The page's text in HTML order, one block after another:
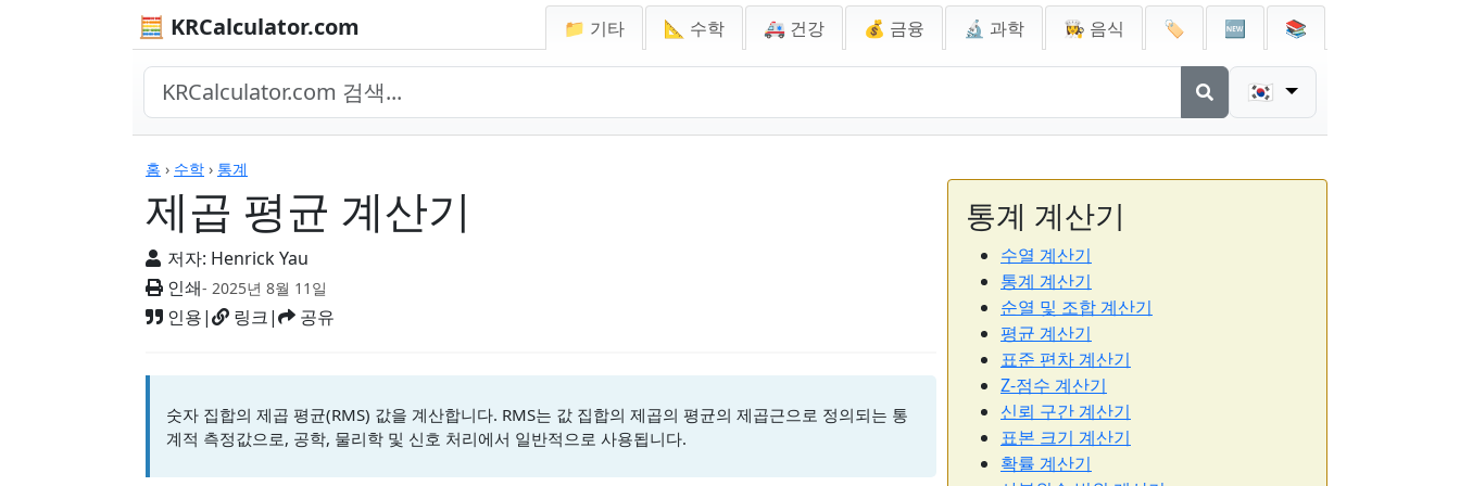
🧮 KRCalculator.com 📁 기타 📐 수학 🚑 건강 💰 금융 🔬 과학 👩‍🍳 음식 🏷️ 🆕 📚
🇰🇷
홈 › 수학 › 통계
제곱 평균 계산기
저자: Henrick Yau
인쇄- 2025년 8월 11일
인용| 링크| 공유
계산기
숫자 집합의 제곱 평균(RMS) 값을 계산합니다. RMS는 값 집합의 제곱의 평균의 제곱근으로 정의되는 통
계적 측정값으로, 공학, 물리학 및 신호 처리에서 일반적으로 사용됩니다.
통계 계산기
수열 계산기
통계 계산기
순열 및 조합 계산기
평균 계산기
표준 편차 계산기
Z-점수 계산기
신뢰 구간 계산기
표본 크기 계산기
확률 계산기